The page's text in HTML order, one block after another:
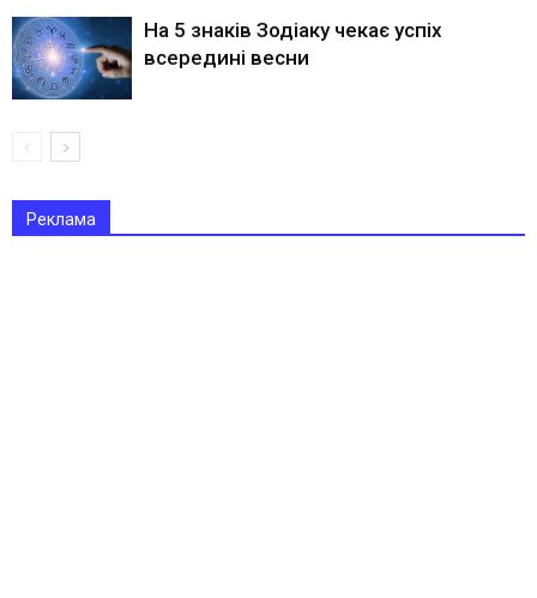
На 5 знаків Зодіаку чекає успіх
всередині весни
Реклама